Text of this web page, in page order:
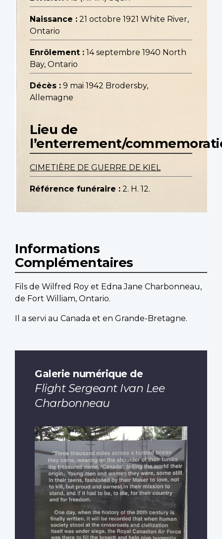
Naissance : 21 octobre 1921 White River,
Ontario
Enrôlement : 14 septembre 1940 North
Bay, Ontario
Décès : 9 mai 1942 Brodersby,
Allemagne
Lieu de
l’enterrement/
CIMETIÈRE DE GUERRE DE KIEL
Référence funéraire : 2. H. 12.
Informations
Complémentaires
Fils de Wilfred Roy et Edna Jane Charbonneau,
de Fort William, Ontario.
Il a servi au Canada et en Grande-Bretagne.
Galerie numérique de
Flight Sergeant Ivan Lee
Charbonneau